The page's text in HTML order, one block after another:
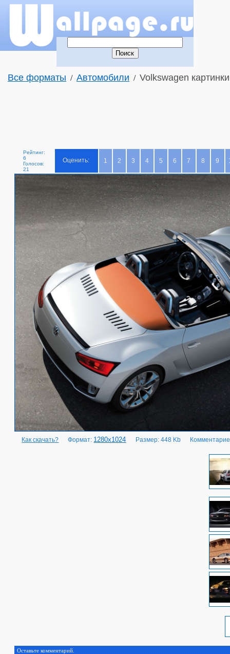
Все форматы / Автомобили / Volkswagen
Рейтинг:
6
Голосов:
21
Оценить: 1 2 3 4 5 6 7 8 9
Как скачать? Формат: 1280x1024 Размер: 448 Kb
Оставьте комментарий.